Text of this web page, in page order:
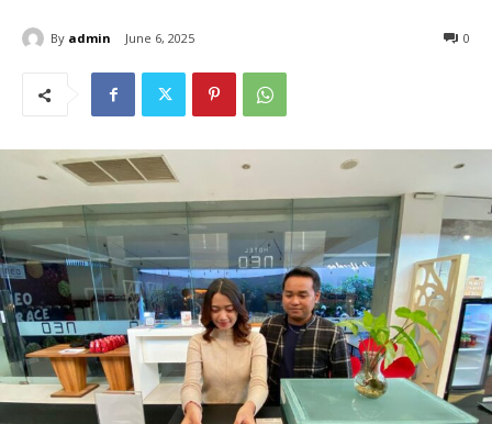
By admin June 6, 2025 0